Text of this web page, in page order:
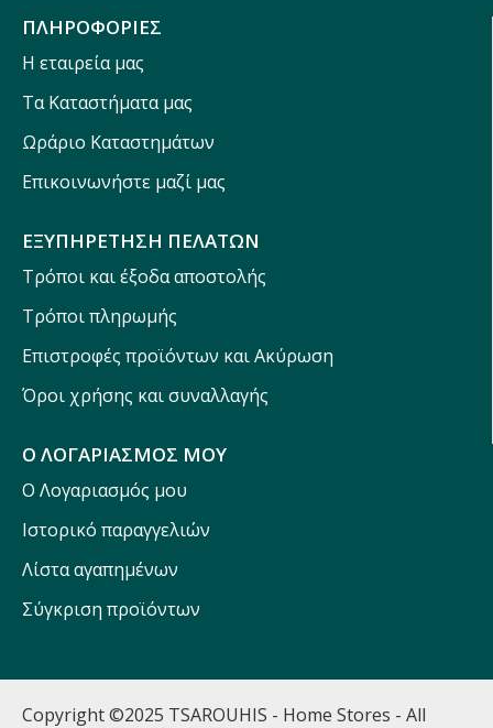
ΠΛΗΡΟΦΟΡΙΕΣ
Η εταιρεία μας
Τα Καταστήματα μας
Ωράριο Καταστημάτων
Επικοινωνήστε μαζί μας
ΕΞΥΠΗΡΕΤΗΣΗ ΠΕΛΑΤΩΝ
Τρόποι και έξοδα αποστολής
Τρόποι πληρωμής
Επιστροφές προϊόντων και Ακύρωση
Όροι χρήσης και συναλλαγής
Ο ΛΟΓΑΡΙΑΣΜΟΣ ΜΟΥ
Ο Λογαριασμός μου
Ιστορικό παραγγελιών
Λίστα αγαπημένων
Σύγκριση προϊόντων
Copyright ©2025 TSAROUHIS - Home Stores - All